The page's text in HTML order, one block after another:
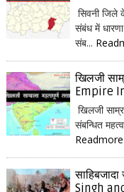
सिवनी जिले
संबंध में
संब...
खिलजी
Empire
खिलजी
संबन्धित
Readmore
Singh